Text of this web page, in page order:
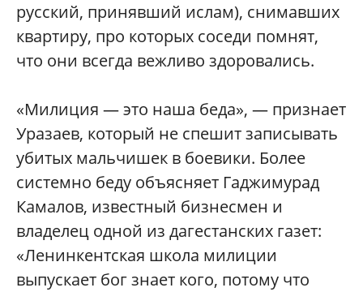
русский, принявший ислам), снимавших
квартиру, про которых соседи помнят,
что они всегда вежливо здоровались.
«Милиция — это наша беда», — признает
Уразаев, который не спешит записывать
убитых мальчишек в боевики. Более
системно беду объясняет Гаджимурад
Камалов, известный бизнесмен и
владелец одной из дагестанских газет:
«Ленинкентская школа милиции
выпускает бог знает кого, потому что